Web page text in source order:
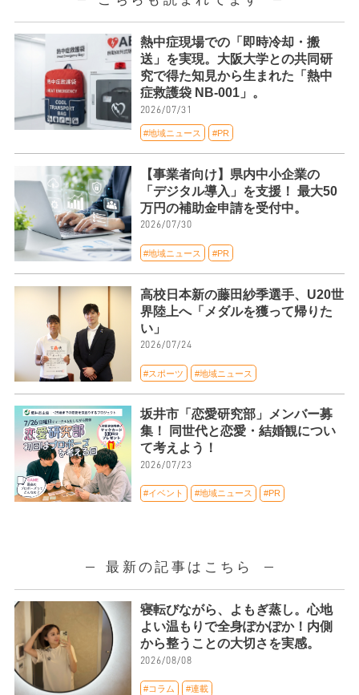
熱中症現場での「即時冷却・搬
送」を実現。大阪大学との共同研
究で得た知見から生まれた「熱中
症救護袋 NB-001」。
2026/07/31
#地域ニュース #PR
【事業者向け】県内中小企業の
「デジタル導入」を支援！ 最大50
万円の補助金申請を受付中。
2026/07/30
#地域ニュース #PR
高校日本新の藤田紗季選手、U20世
界陸上へ「メダルを獲って帰りた
い」
2026/07/24
#スポーツ #地域ニュース
坂井市「恋愛研究部」メンバー募
集！ 同世代と恋愛・結婚観につい
て考えよう！
2026/07/23
#イベント #地域ニュース #PR
最新の記事はこちら
寝転びながら、よもぎ蒸し。心地
よい温もりで全身ぽかぽか！内側
から整うことの大切さを実感。
2026/08/08
#コラム #連載